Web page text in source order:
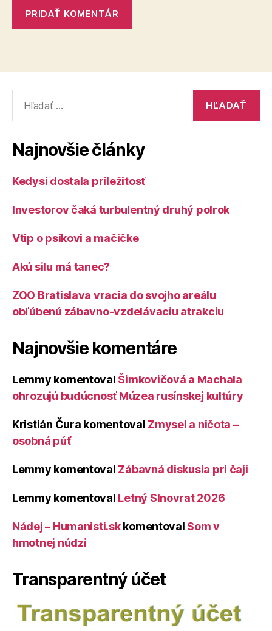
Najnovšie články
Kedysi dostala príležitosť
Investorov čaká turbulentný druhý polrok
Vtip o psíkovi a mačičke
Akú silu má tanec?
ZOO Bratislava vracia do svojho areálu
obľúbenú zábavno-vzdelávaciu atrakciu
Najnovšie komentáre
Lemmy komentoval Šimkovičová a Machala
ohrozujú budúcnosť Múzea rusínskej kultúry
Kristián Čura komentoval Zmysel a ničota –
osobná púť
Lemmy komentoval Zábavná diskusia pri čaji
Lemmy komentoval Letný Slnovrat 2026
Nádej – Humanisti.skkomentoval Som v
hmotnej núdzi
Transparentný účet